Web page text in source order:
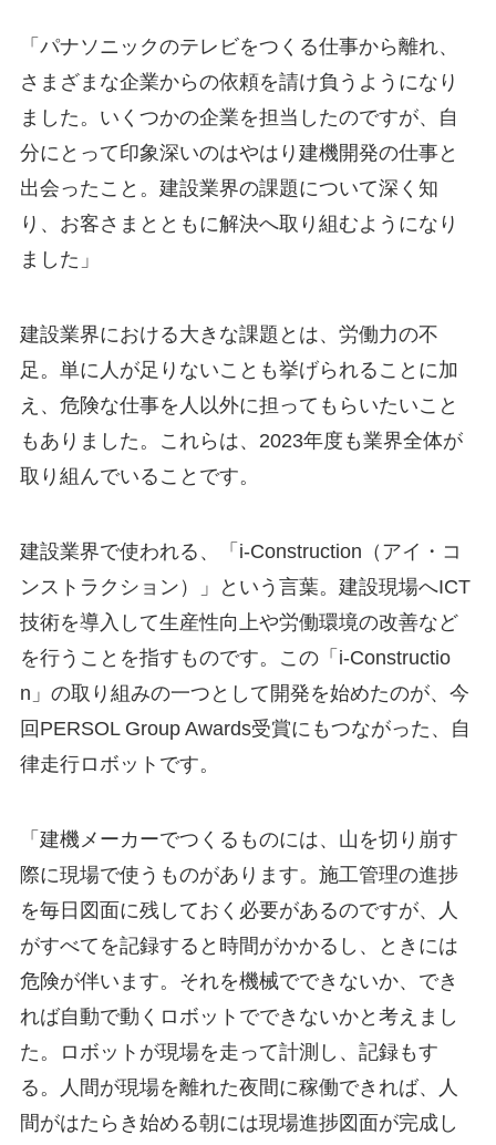
「パナソニックのテレビをつくる仕事から離れ、
さまざまな企業からの依頼を請け負うようになり
ました。いくつかの企業を担当したのですが、自
分にとって印象深いのはやはり建機開発の仕事と
出会ったこと。建設業界の課題について深く知
り、お客さまとともに解決へ取り組むようになり
ました」
建設業界における大きな課題とは、労働力の不
足。単に人が足りないことも挙げられることに加
え、危険な仕事を人以外に担ってもらいたいこと
もありました。これらは、2023年度も業界全体が
取り組んでいることです。
建設業界で使われる、「i-Construction（アイ・コ
ンストラクション）」という言葉。建設現場へICT
技術を導入して生産性向上や労働環境の改善など
を行うことを指すものです。この「i-Constructio
n」の取り組みの一つとして開発を始めたのが、今
回PERSOL Group Awards受賞にもつながった、自
律走行ロボットです。
「建機メーカーでつくるものには、山を切り崩す
際に現場で使うものがあります。施工管理の進捗
を毎日図面に残しておく必要があるのですが、人
がすべてを記録すると時間がかかるし、ときには
危険が伴います。それを機械でできないか、でき
れば自動で動くロボットでできないかと考えまし
た。ロボットが現場を走って計測し、記録もす
る。人間が現場を離れた夜間に稼働できれば、人
間がはたらき始める朝には現場進捗図面が完成し